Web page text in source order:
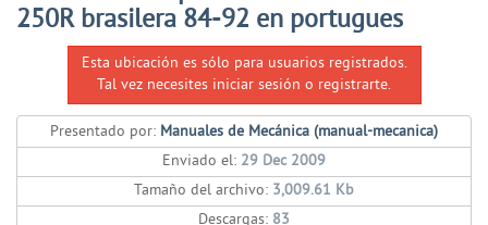
250R brasilera 84-92 en portugues
Esta ubicación es sólo para usuarios registrados.
Tal vez necesites iniciar sesión o registrarte.
Presentado por: Manuales de Mecánica (manual-mecanica)
Enviado el: 29 Dec 2009
Tamaño del archivo: 3,009.61 Kb
Descargas: 83